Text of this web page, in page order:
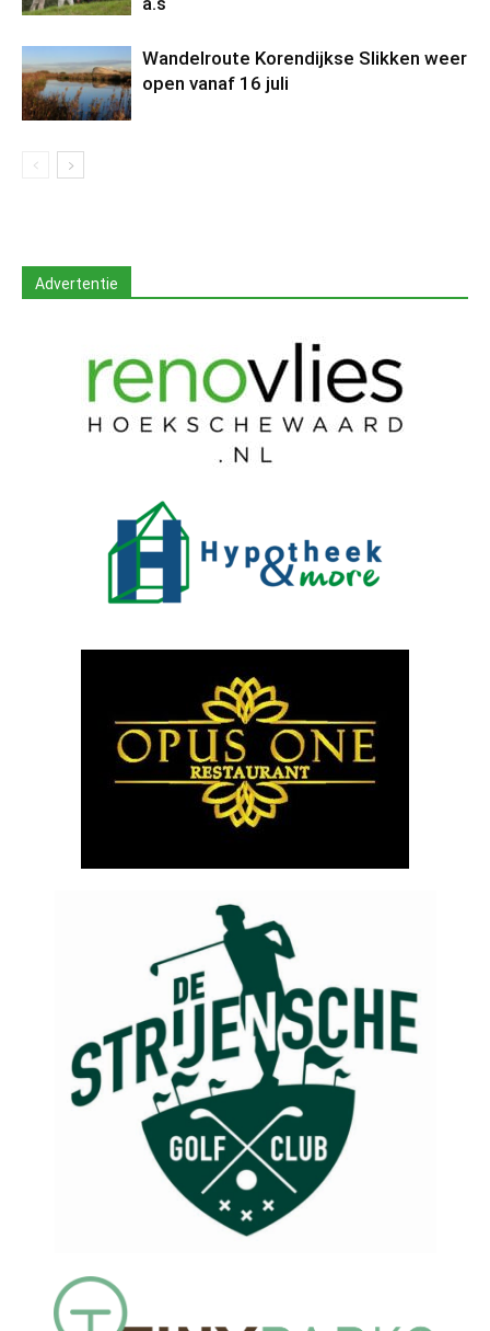
Wandelroute Korendijkse Slikken weer
open vanaf 16 juli
Advertentie